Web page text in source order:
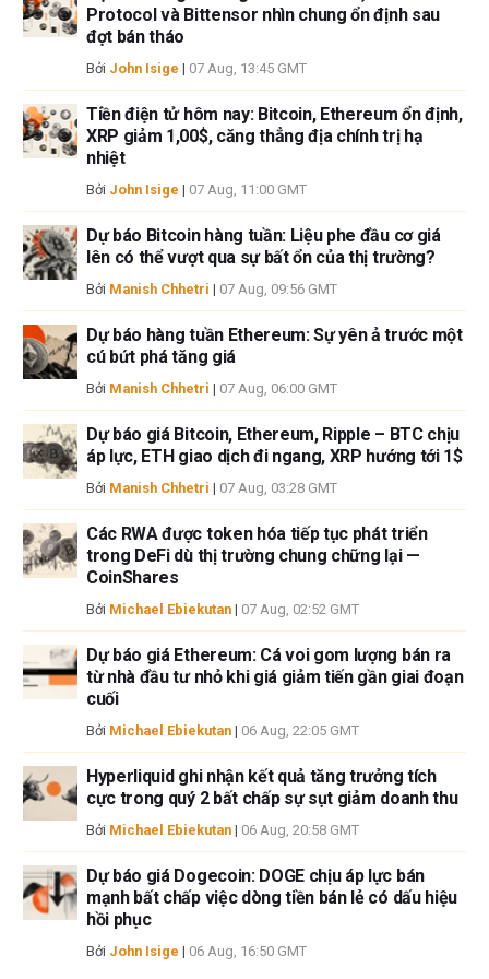
tin này. FXStreet và tác giả sẽ không chịu trách nhiệm về bất kỳ sai sót,
thiếu sót hoặc bất kỳ tổn thất, thương tích hoặc thiệt hại nào phát sinh từ
thông tin này và việc hiển thị hoặc sử dụng thông tin này. Ngoại trừ các
lỗi và thiếu sót.
Tác giả và FXStreet không phải là các cố vấn đầu tư đã đăng ký và không
có nội dung nào trong bài viết này nhằm mục đích tư vấn đầu tư.
Protocol và Bittensor nhìn chung ổn định sau
đợt bán tháo
Bởi John Isige | 07 Aug, 13:45 GMT
Tiền điện tử hôm nay: Bitcoin, Ethereum ổn định,
XRP giảm 1,00$, căng thẳng địa chính trị hạ
nhiệt
Bởi John Isige | 07 Aug, 11:00 GMT
Dự báo Bitcoin hàng tuần: Liệu phe đầu cơ giá
lên có thể vượt qua sự bất ổn của thị trường?
Bởi Manish Chhetri | 07 Aug, 09:56 GMT
Dự báo hàng tuần Ethereum: Sự yên ả trước một
cú bứt phá tăng giá
Bởi Manish Chhetri | 07 Aug, 06:00 GMT
Dự báo giá Bitcoin, Ethereum, Ripple – BTC chịu
áp lực, ETH giao dịch đi ngang, XRP hướng tới 1$
Bởi Manish Chhetri | 07 Aug, 03:28 GMT
Các RWA được token hóa tiếp tục phát triển
trong DeFi dù thị trường chung chững lại —
CoinShares
Bởi Michael Ebiekutan | 07 Aug, 02:52 GMT
Dự báo giá Ethereum: Cá voi gom lượng bán ra
từ nhà đầu tư nhỏ khi giá giảm tiến gần giai đoạn
cuối
Bởi Michael Ebiekutan | 06 Aug, 22:05 GMT
Hyperliquid ghi nhận kết quả tăng trưởng tích
cực trong quý 2 bất chấp sự sụt giảm doanh thu
Bởi Michael Ebiekutan | 06 Aug, 20:58 GMT
Dự báo giá Dogecoin: DOGE chịu áp lực bán
mạnh bất chấp việc dòng tiền bán lẻ có dấu hiệu
hồi phục
Bởi John Isige | 06 Aug, 16:50 GMT